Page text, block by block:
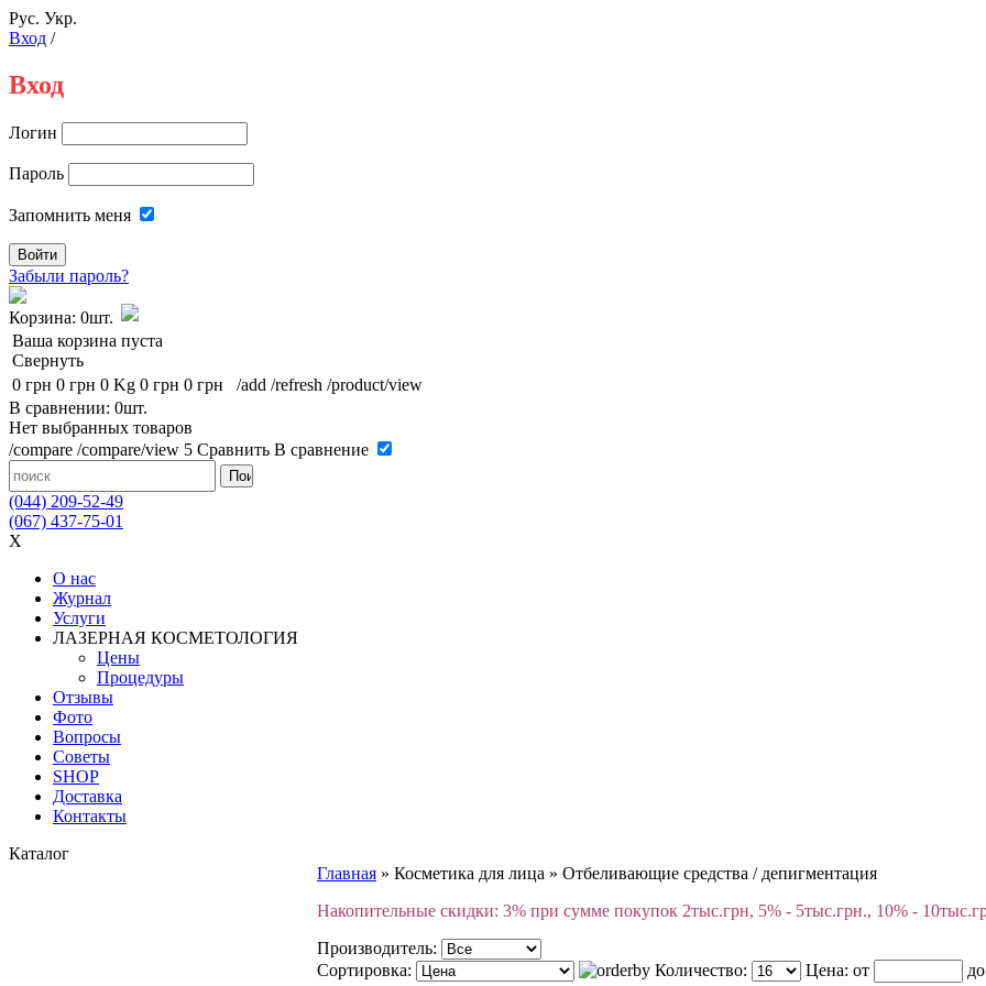
Рус. Укр.
Вход /
Вход
Логин
Пароль
Запомнить меня
Забыли пароль?
Корзина: 0шт.
Ваша корзина пуста
Свернуть
0 грн 0 грн 0 Kg 0 грн 0 грн /add /refresh /product/view
В сравнении: 0шт.
Нет выбранных товаров
/compare /compare/view 5 Сравнить В сравнение
(044) 209-52-49
(067) 437-75-01
X
О нас
Журнал
Услуги
ЛАЗЕРНАЯ КОСМЕТОЛОГИЯ
Цены
Процедуры
Отзывы
Фото
Вопросы
Советы
SHOP
Доставка
Контакты
Каталог
Главная » Косметика для лица » Отбеливающие средства / депигментация
Накопительные скидки: 3% при сумме покупок 2тыс.грн, 5% - 5тыс.грн., 10% -
Производитель:
Сортировка:
Количество: Цена: от до